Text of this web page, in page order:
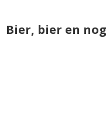
Bier, bier en